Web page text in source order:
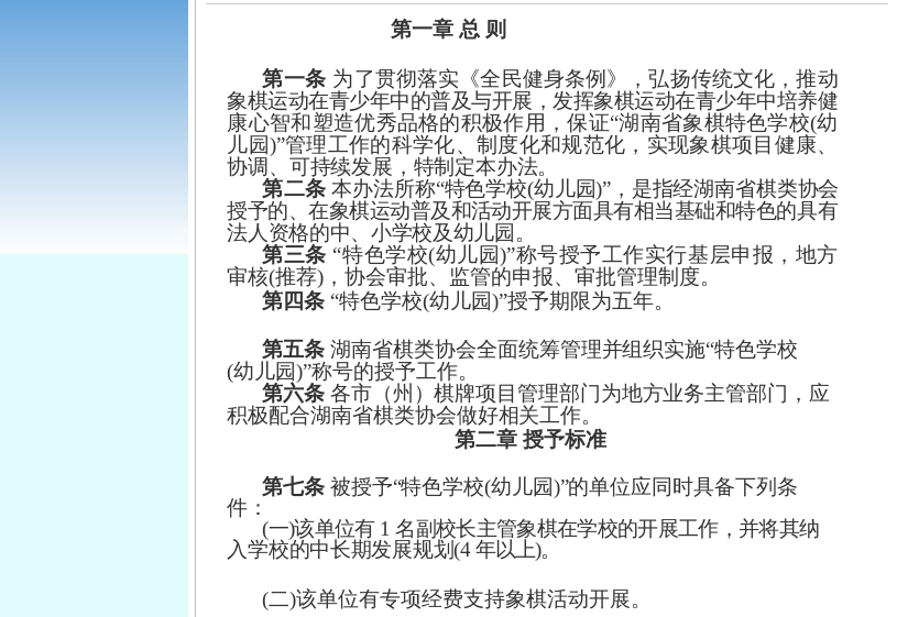
第一章 总 则
第一条 为了贯彻落实《全民健身条例》，弘扬传统文化，推动
象棋运动在青少年中的普及与开展，发挥象棋运动在青少年中培养健
康心智和塑造优秀品格的积极作用，保证“湖南省象棋特色学校(幼
儿园)”管理工作的科学化、制度化和规范化，实现象棋项目健康、
协调、可持续发展，特制定本办法。
第二条 本办法所称“特色学校(幼儿园)”，是指经湖南省棋类协会
授予的、在象棋运动普及和活动开展方面具有相当基础和特色的具有
法人资格的中、小学校及幼儿园。
第三条 “特色学校(幼儿园)”称号授予工作实行基层申报，地方
审核(推荐)，协会审批、监管的申报、审批管理制度。
第四条 “特色学校(幼儿园)”授予期限为五年。
第五条 湖南省棋类协会全面统筹管理并组织实施“特色学校
(幼 儿园)”称号的授予工作。
第六条 各市（州 ）棋牌项目管理部门为地方业务主管部门 ， 应
积极配合湖南省棋类协会做好相关工作。
第二章 授予标准
第七条 被授予“特色学校(幼儿园)”的单位应同时具备下列条
件：
(一)该单位有 1 名副校长主管象棋在学校的开展工作，并将其纳
入学校的中长期发展规划(4 年以上)。
(二)该单位有专项经费支持象棋活动开展。